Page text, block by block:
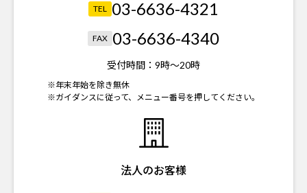
TEL 03-6636-4321
FAX 03-6636-4340
受付時間： 9時～20時
※年末年始を除き無休
※ガイダンスに従って、メニュー番号を押してください。
法人のお客様